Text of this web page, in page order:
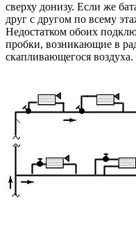
сверху донизу. Если же
друг с другом по всему
Недостатком обоих
пробки, возникающие в
скапливающегося воздуха.